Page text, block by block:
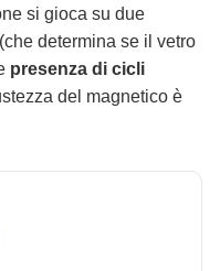
si gioca su due
(che determina se il vetro
presenza di cicli
del magnetico è